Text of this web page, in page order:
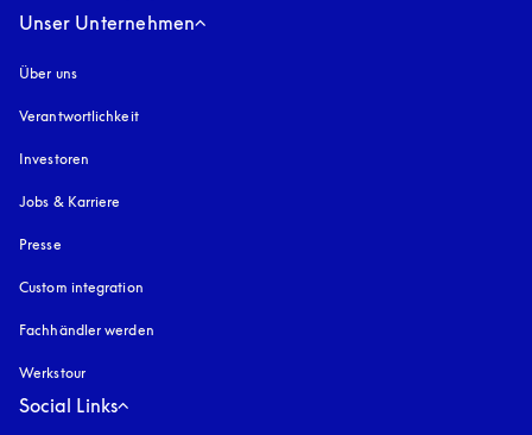
Unser Unternehmen
Über uns
Verantwortlichkeit
Investoren
Jobs & Karriere
Presse
Custom integration
Fachhändler werden
Werkstour
Social Links